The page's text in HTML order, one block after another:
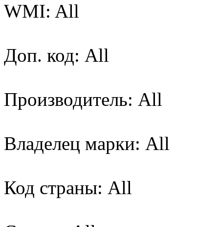
WMI: All
Доп. код: All
Производитель: All
Владелец марки: All
Код страны: All